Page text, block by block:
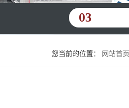
03
您当前的位置： 网站首页